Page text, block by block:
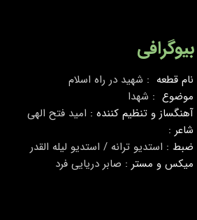
بیوگرافی
نام قطعه : شهید در راه اسلام
موضوع : شهدا
آهنگساز و تنظیم کننده : امید فتح الهی
شاعر :
ضبط : استدیو ترانه / استدیو لیله القدر
میکس و مستر : صابر دریایی فرد